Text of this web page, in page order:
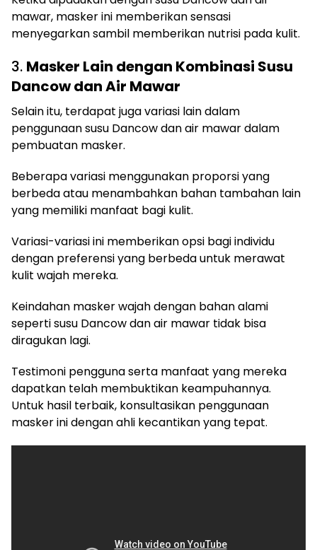
mawar, masker ini memberikan sensasi
menyegarkan sambil memberikan nutrisi pada kulit.
3. Masker Lain dengan Kombinasi Susu
Dancow dan Air Mawar
Selain itu, terdapat juga variasi lain dalam
penggunaan susu Dancow dan air mawar dalam
pembuatan masker.
Beberapa variasi menggunakan proporsi yang
berbeda atau menambahkan bahan tambahan lain
yang memiliki manfaat bagi kulit.
Variasi-variasi ini memberikan opsi bagi individu
dengan preferensi yang berbeda untuk merawat
kulit wajah mereka.
Keindahan masker wajah dengan bahan alami
seperti susu Dancow dan air mawar tidak bisa
diragukan lagi.
Testimoni pengguna serta manfaat yang mereka
dapatkan telah membuktikan keampuhannya.
Untuk hasil terbaik, konsultasikan penggunaan
masker ini dengan ahli kecantikan yang tepat.